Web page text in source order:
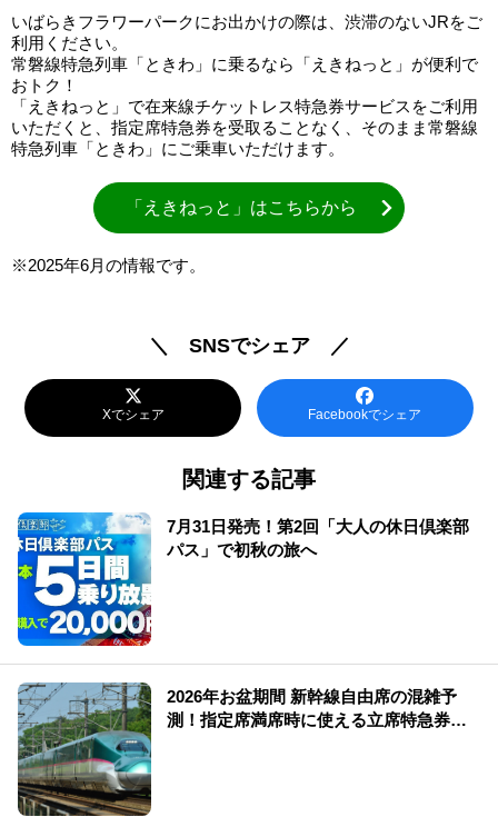
いばらきフラワーパークにお出かけの際は、渋滞のないJRをご
利用ください。
常磐線特急列車「ときわ」に乗るなら「えきねっと」が便利で
おトク！
「えきねっと」で在来線チケットレス特急券サービスをご利用
いただくと、指定席特急券を受取ることなく、そのまま常磐線
特急列車「ときわ」にご乗車いただけます。
「えきねっと」はこちらから
※2025年6月の情報です。
＼ SNSでシェア ／
Xでシェア Facebookでシェア
関連する記事
7月31日発売！第2回「大人の休日倶楽部
パス」で初秋の旅へ
2026年お盆期間 新幹線自由席の混雑予
測！指定席満席時に使える立席特急券も